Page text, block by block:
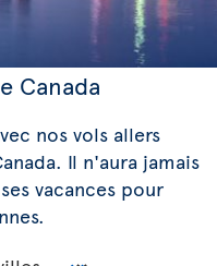
Canada
nos vols allers
Il n'aura jamais
vacances pour